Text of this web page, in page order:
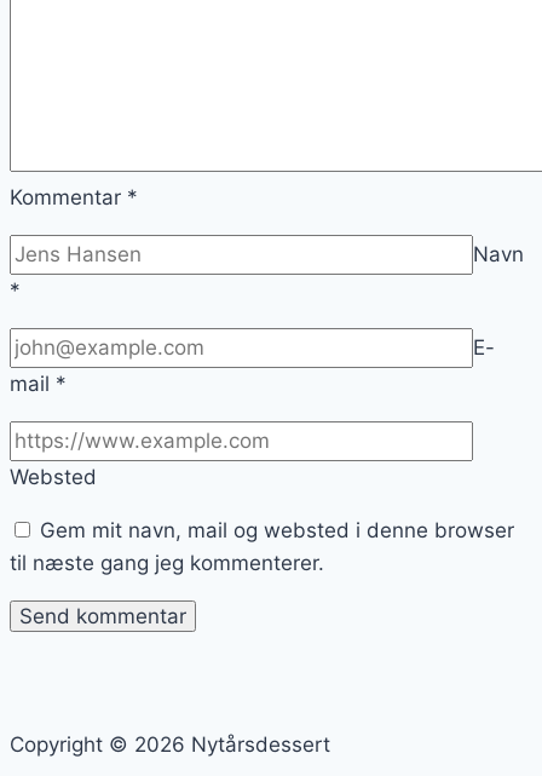
Kommentar *
Navn
*
E-
mail *
Websted
Gem mit navn, mail og websted i denne browser
til næste gang jeg kommenterer.
Copyright © 2026 Nytårsdessert